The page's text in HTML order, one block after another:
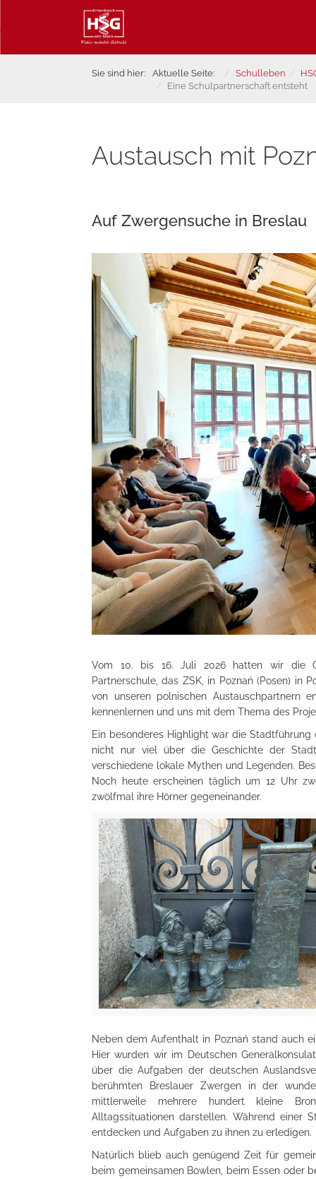
Sie sind hier: Aktuelle Seite: Schulleben
Eine Schulpartnerschaft entsteht
Austausch mit
Auf Zwergensuche in Breslau
Vom 10. bis 16. Juli 2026 hatten wir die
Partnerschule, das ZSK, in Poznań (Posen) in
von unseren polnischen Austauschpartnern
kennenlernen und uns mit dem Thema des
Ein besonderes Highlight war die
nicht nur viel über die Geschichte der
verschiedene lokale Mythen und Legenden.
Noch heute erscheinen täglich um 12 Uhr
zwölfmal ihre Hörner gegeneinander.
Neben dem Aufenthalt in Poznań stand auch
Hier wurden wir im Deutschen
über die Aufgaben der deutschen
berühmten Breslauer Zwergen in der
mittlerweile mehrere hundert kleine
Alltagssituationen darstellen. Während einer
entdecken und Aufgaben zu ihnen zu erledigen.
Natürlich blieb auch genügend Zeit für
beim gemeinsamen Bowlen, beim Essen oder